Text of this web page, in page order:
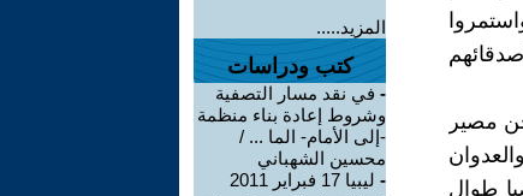
مصير
طوال
المزيد.....
كتب ودراسات
- في نقد مسار التصفية
وشروط إعادة بناء منظمة
-إلى الأمام- الما ... /
محسين الشهباني
-
ليبيا 17 فبراير 2011